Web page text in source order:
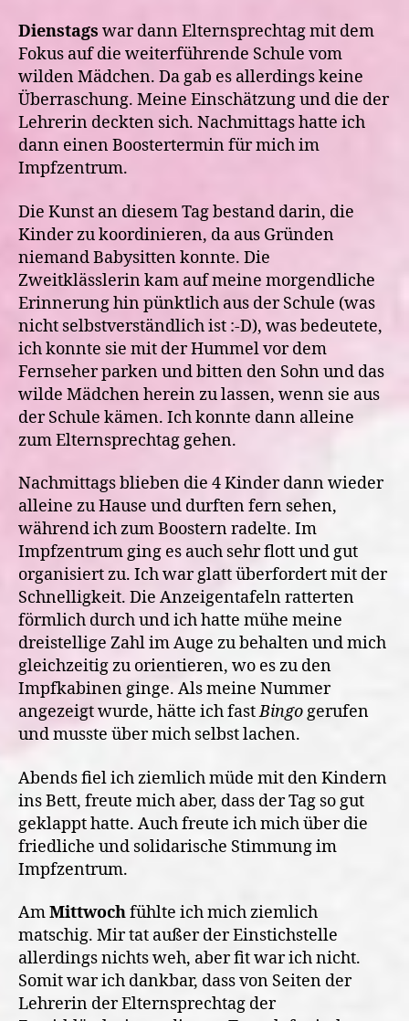
Dienstags war dann Elternsprechtag mit dem
Fokus auf die weiterführende Schule vom
wilden Mädchen. Da gab es allerdings keine
Überraschung. Meine Einschätzung und die der
Lehrerin deckten sich. Nachmittags hatte ich
dann einen Boostertermin für mich im
Impfzentrum.
Die Kunst an diesem Tag bestand darin, die
Kinder zu koordinieren, da aus Gründen
niemand Babysitten konnte. Die
Zweitklässlerin kam auf meine morgendliche
Erinnerung hin pünktlich aus der Schule (was
nicht selbstverständlich ist :-D), was bedeutete,
ich konnte sie mit der Hummel vor dem
Fernseher parken und bitten den Sohn und das
wilde Mädchen herein zu lassen, wenn sie aus
der Schule kämen. Ich konnte dann alleine
zum Elternsprechtag gehen.
Nachmittags blieben die 4 Kinder dann wieder
alleine zu Hause und durften fern sehen,
während ich zum Boostern radelte. Im
Impfzentrum ging es auch sehr flott und gut
organisiert zu. Ich war glatt überfordert mit der
Schnelligkeit. Die Anzeigentafeln ratterten
förmlich durch und ich hatte mühe meine
dreistellige Zahl im Auge zu behalten und mich
gleichzeitig zu orientieren, wo es zu den
Impfkabinen ginge. Als meine Nummer
angezeigt wurde, hätte ich fastBingogerufen
und musste über mich selbst lachen.
Abends fiel ich ziemlich müde mit den Kindern
ins Bett, freute mich aber, dass der Tag so gut
geklappt hatte. Auch freute ich mich über die
friedliche und solidarische Stimmung im
Impfzentrum.
AmMittwochfühlte ich mich ziemlich
matschig. Mir tat außer der Einstichstelle
allerdings nichts weh, aber fit war ich nicht.
Somit war ich dankbar, dass von Seiten der
Lehrerin der Elternsprechtag der